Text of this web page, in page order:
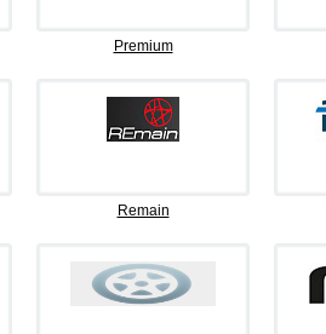
Premium
Remain